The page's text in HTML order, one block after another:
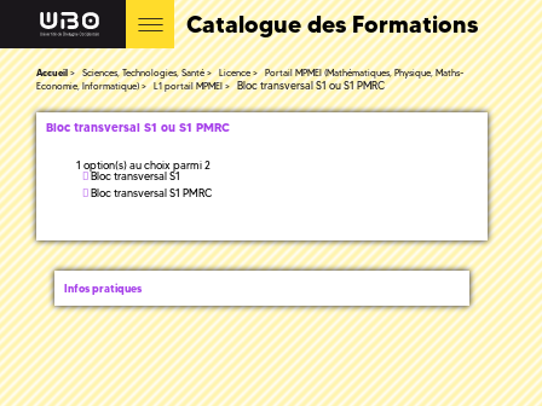
Catalogue des Formations
Accueil Sciences, Technologies, Santé Licence
Portail MPMEI (Mathématiques, Physique, Maths-
Economie, Informatique)
L1 portail MPMEI Bloc transversal S1 ou S1 PMRC
Bloc transversal S1 ou S1 PMRC
1 option(s) au choix parmi 2
Bloc transversal S1
Bloc transversal S1 PMRC
Infos pratiques